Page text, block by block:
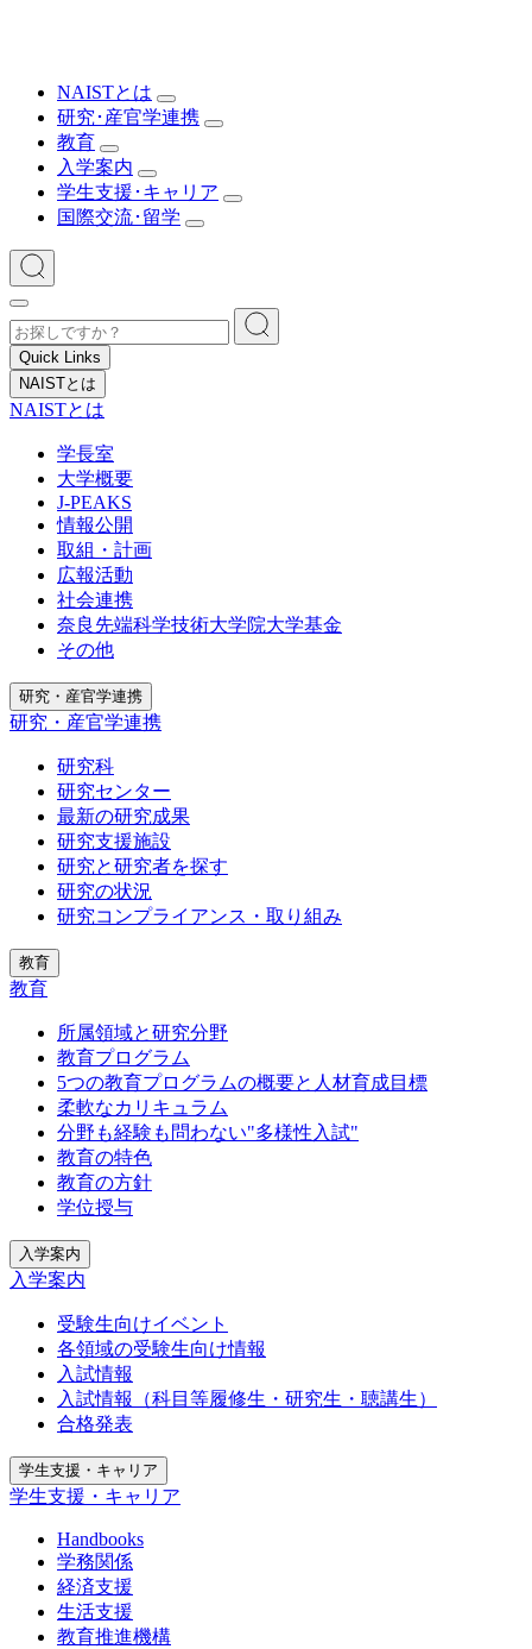
NAISTとは
研究･産官学連携
教育
入学案内
学生支援･キャリア
国際交流･留学
Quick Links
NAISTとは
NAISTとは
学長室
大学概要
J-PEAKS
情報公開
取組・計画
広報活動
社会連携
奈良先端科学技術大学院大学基金
その他
研究・産官学連携
研究・産官学連携
研究科
研究センター
最新の研究成果
研究支援施設
研究と研究者を探す
研究の状況
研究コンプライアンス・取り組み
教育
教育
所属領域と研究分野
教育プログラム
5つの教育プログラムの概要と人材育成目標
柔軟なカリキュラム
分野も経験も問わない"多様性入試"
教育の特色
教育の方針
学位授与
入学案内
入学案内
受験生向けイベント
各領域の受験生向け情報
入試情報
入試情報（科目等履修生・研究生・聴講生）
合格発表
学生支援・キャリア
学生支援・キャリア
Handbooks
学務関係
経済支援
生活支援
教育推進機構